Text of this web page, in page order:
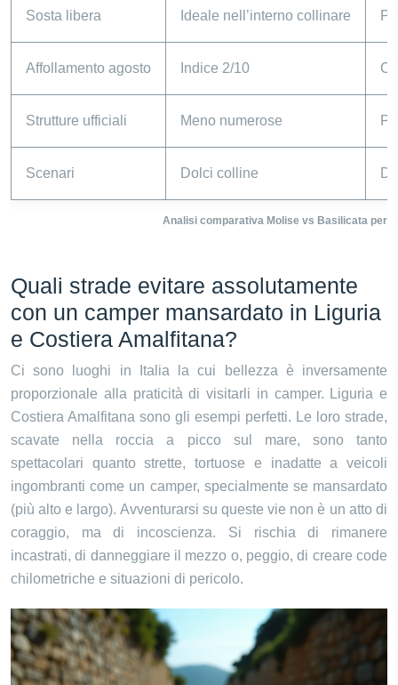
Analisi comparativa Molise vs Basilicata per
Sosta libera Ideale nell’interno collinare
Affollamento agosto Indice 2/10
Strutture ufficiali Meno numerose
Scenari Dolci colline
Quali strade evitare assolutamente
con un camper mansardato in Liguria
e Costiera Amalfitana?
Ci sono luoghi in Italia la cui bellezza è inversamente
proporzionale alla praticità di visitarli in camper. Liguria e
Costiera Amalfitana sono gli esempi perfetti. Le loro strade,
scavate nella roccia a picco sul mare, sono tanto
spettacolari quanto strette, tortuose e inadatte a veicoli
ingombranti come un camper, specialmente se mansardato
(più alto e largo). Avventurarsi su queste vie non è un atto di
coraggio, ma di incoscienza. Si rischia di rimanere
incastrati, di danneggiare il mezzo o, peggio, di creare code
chilometriche e situazioni di pericolo.